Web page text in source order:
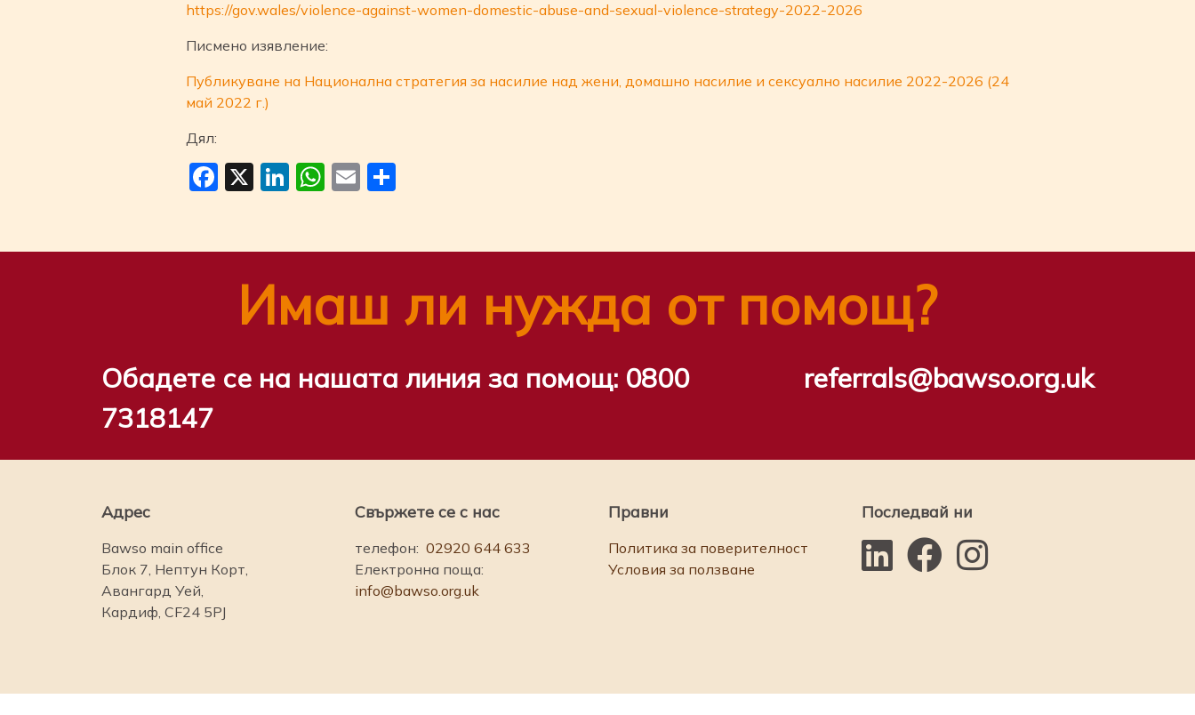
https://gov.wales/violence-against-women-domestic-abuse-and-sexual-violence-strategy-2022-2026
Писмено изявление:
Публикуване на Национална стратегия за насилие над жени, домашно насилие и сексуално насилие 2022-2026 (24
май 2022 г.)
Дял:
Facebook
X LinkedIn
WhatsApp
Email
Имаш ли нужда от помощ?
Обадете се на нашата линия за помощ: 0800
7318147
referrals@bawso.org.uk
Адрес
Bawso main office
Блок 7, Нептун Корт,
Авангард Уей,
Кардиф, CF24 5PJ
Свържете се с нас
телефон: 02920 644 633
Електронна поща:
info@bawso.org.uk
Правни
Политика за поверителност
Условия за ползване
Последвай ни